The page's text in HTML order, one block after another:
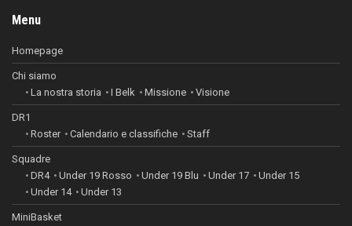
Menu
Homepage
Chi siamo
La nostra storia
I Belk Missione Visione
DR1
Roster
Calendario e classifiche Staff
Squadre
DR4
Under 19 Rosso Under 19 Blu Under 17
Under 15
Under 14
Under 13
MiniBasket